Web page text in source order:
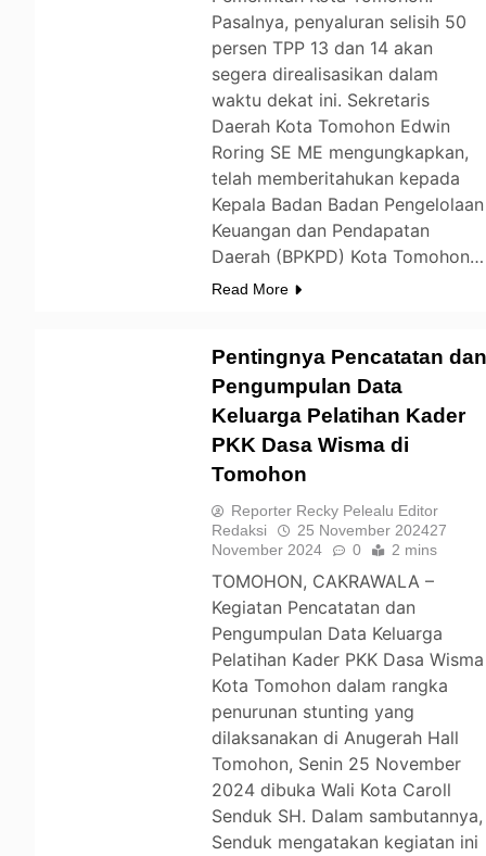
Pasalnya, penyaluran selisih 50
persen TPP 13 dan 14 akan
segera direalisasikan dalam
waktu dekat ini. Sekretaris
Daerah Kota Tomohon Edwin
Roring SE ME mengungkapkan,
telah memberitahukan kepada
Kepala Badan Badan Pengelolaan
Keuangan dan Pendapatan
Daerah (BPKPD) Kota Tomohon…
Read More
Pentingnya Pencatatan
Pengumpulan Data
Keluarga Pelatihan Kader
PKK Dasa Wisma di
Tomohon
Reporter Recky Pelealu Editor
Redaksi
25 November 202427
November 2024
0 2 mins
TOMOHON, CAKRAWALA –
Kegiatan Pencatatan dan
Pengumpulan Data Keluarga
Pelatihan Kader PKK Dasa Wisma
Kota Tomohon dalam rangka
penurunan stunting yang
dilaksanakan di Anugerah Hall
Tomohon, Senin 25 November
2024 dibuka Wali Kota Caroll
Senduk SH. Dalam sambutannya,
Senduk mengatakan kegiatan ini